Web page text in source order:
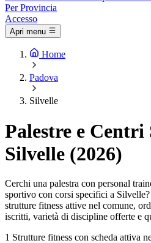
Per Provincia
Accesso
Apri menu
Home
Padova
Silvelle
Palestre e
Silvelle (2026)
Cerchi una palestra con personal
sportivo con corsi specifici a
strutture fitness attive nel comune,
iscritti, varietà di discipline offerte e
1 Strutture fitness con scheda attiva